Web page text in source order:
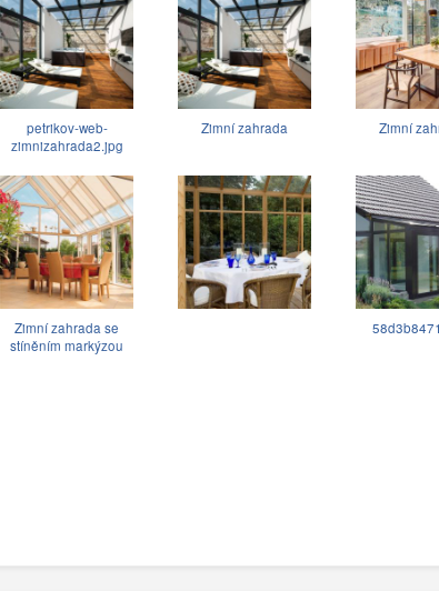
petrikov-web-
zimnizahrada2.jpg
Zimní zahrada Zimní
Zimní zahrada se
stíněním markýzou